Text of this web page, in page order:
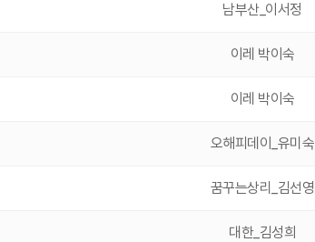
남부산_이서정
이레 박이숙
이레 박이숙
오해피데이_유미숙
꿈꾸는상리_김선영
대한_김성희